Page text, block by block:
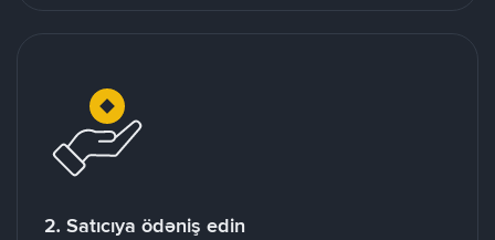
2. Satıcıya ödəniş edin